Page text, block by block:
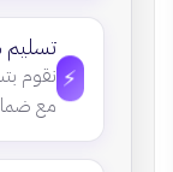
⚡
تسليم
نقوم
مع